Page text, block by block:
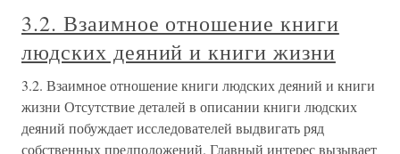
3.2. Взаимное отношение книги
людских деяний и книги жизни
3.2. Взаимное отношение книги людских деяний и книги
жизни Отсутствие деталей в описании книги людских
деяний побуждает исследователей выдвигать ряд
собственных предположений. Главный интерес вызывает